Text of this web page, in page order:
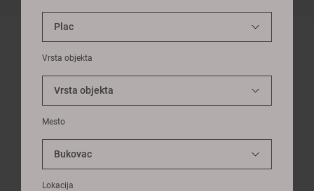
Vrsta objekta
Mesto
Lokacija